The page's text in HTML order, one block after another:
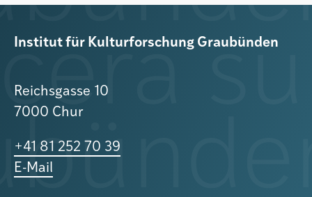
Institut für Kulturforschung Graubünden
Reichsgasse 10
7000 Chur
+41 81 252 70 39
E-Mail